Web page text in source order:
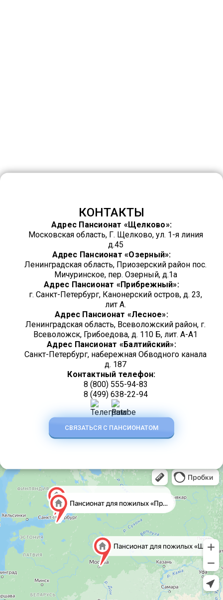
КОНТАКТЫ
Адрес Пансионат «Щелково»:
Московская область, Г. Щелково, ул. 1-я линия
д.45
Адрес Пансионат «Озерный»:
Ленинградская область, Приозерский район пос.
Мичуринское, пер. Озерный, д.1а
Адрес Пансионат «Прибрежный»:
г. Санкт-Петербург, Канонерский остров, д. 23,
лит А.
Адрес Пансионат «Лесное»:
Ленинградская область, Всеволожский район, г.
Всеволожск, Грибоедова, д. 110 Б, лит. А-А1
Адрес Пансионат «Балтийский»:
Санкт-Петербург, набережная Обводного канала
д. 187
Контактный телефон:
8 (800) 555-94-83
8 (499) 638-22-94
СВЯЗАТЬСЯ С ПАНСИОНАТОМ